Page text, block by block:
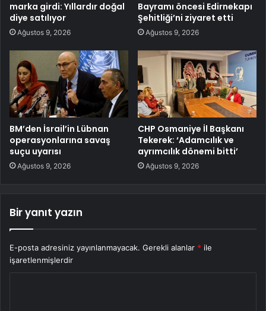
marka girdi: Yıllardır doğal
diye satılıyor
Ağustos 9, 2026
Bayramı öncesi Edirnekapı
Şehitliği’ni ziyaret etti
Ağustos 9, 2026
BM’den İsrail’in Lübnan
operasyonlarına savaş
suçu uyarısı
Ağustos 9, 2026
CHP Osmaniye İl Başkanı
Tekerek: ‘Adamcılık ve
ayrımcılık dönemi bitti’
Ağustos 9, 2026
Bir yanıt yazın
E-posta adresiniz yayınlanmayacak. Gerekli alanlar * ile
işaretlenmişlerdir